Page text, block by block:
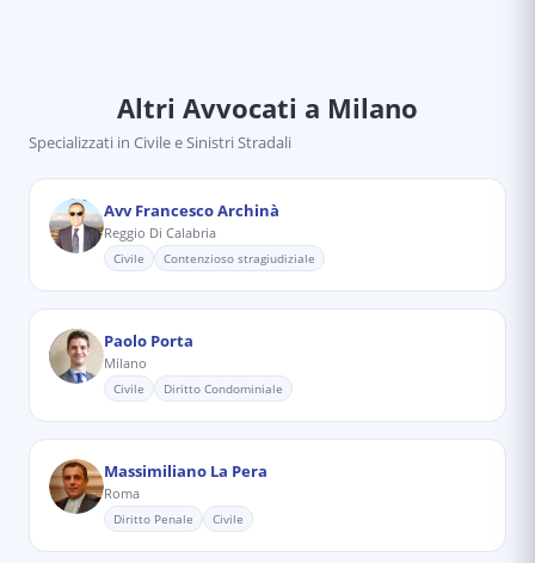
Altri Avvocati a Milano
Specializzati in Civile e Sinistri Stradali
Avv Francesco Archinà
Reggio Di Calabria
Civile Contenzioso stragiudiziale
Paolo Porta
Milano
Civile Diritto Condominiale
Massimiliano La Pera
Roma
Diritto Penale Civile